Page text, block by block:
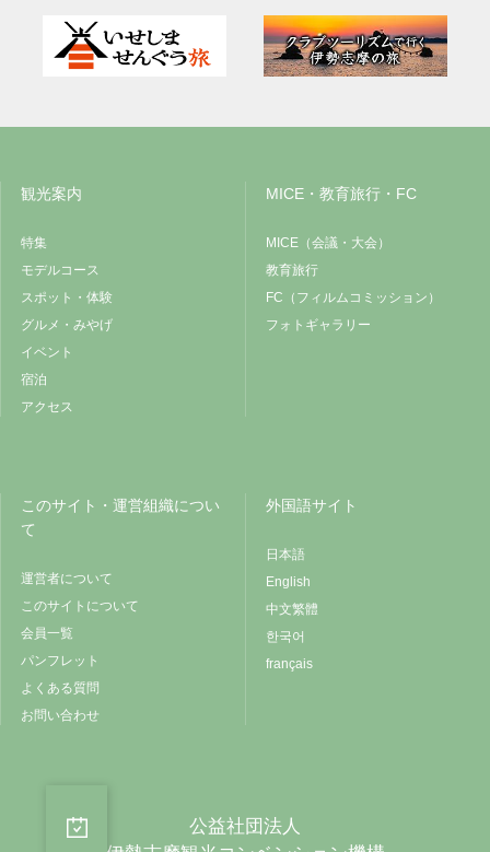
観光案内
特集
モデルコース
スポット・体験
グルメ・みやげ
イベント
宿泊
アクセス
MICE・教育旅行・FC
MICE（会議・大会）
教育旅行
FC（フィルムコミッション）
フォトギャラリー
このサイト・運営組織につい
て
運営者について
このサイトについて
会員一覧
パンフレット
よくある質問
お問い合わせ
外国語サイト
日本語
English
中文繁體
한국어
français
公益社団法人